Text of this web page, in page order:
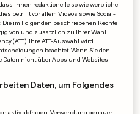
aus der Region
Lkw-Fahrer auf A1
11 7
Ihnen redaktionelle so wie werbliche
betrifft vor allem Videos sowie Social-
im Folgenden beschriebenen Rechte
von und zusätzlich zu Ihrer Wahl
(ATT). Ihre ATT-Auswahl wird
beachtet. Wenn Sie den
Daten nicht über Apps und Websites
Daten, um Folgendes